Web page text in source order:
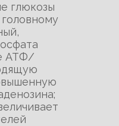
глюкозы
АТФ/